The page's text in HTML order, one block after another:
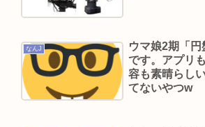
「海」 どっちが好きなの？
した理由が本当に分からない…」
「抱かれたくない男」レジェン
ん、変わり果てた姿で発見される
なんJ
ウマ娘2期「
です。アプリ
容も素晴らし
てないやつw